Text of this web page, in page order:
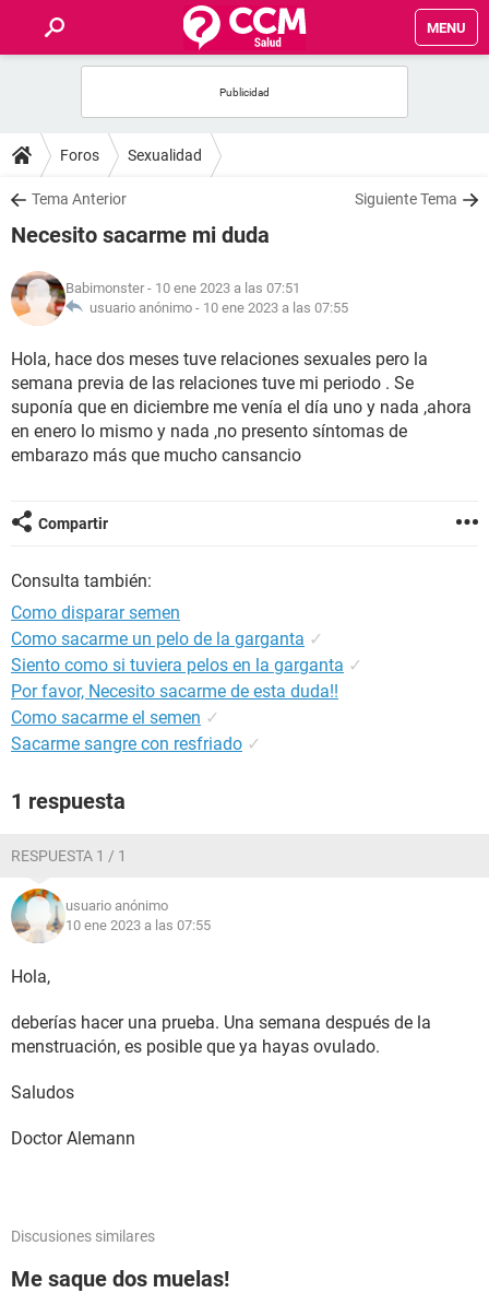
MENU
FOROS
SALUD
NUTRICIÓN
BIENESTAR
SEXUALIDAD
Foros Sexualidad
Tema Anterior Siguiente Tema
Necesito sacarme mi duda
Babimonster - 10 ene 2023 a las 07:51
usuario anónimo - 10 ene 2023 a las 07:55
Hola, hace dos meses tuve relaciones sexuales pero la
semana previa de las relaciones tuve mi periodo . Se
suponía que en diciembre me venía el día uno y nada ,ahora
en enero lo mismo y nada ,no presento síntomas de
embarazo más que mucho cansancio
Compartir
Consulta también:
Como disparar semen
Como sacarme un pelo de la garganta ✓
Siento como si tuviera pelos en la garganta ✓
Por favor, Necesito sacarme de esta duda!!
Como sacarme el semen ✓
Sacarme sangre con resfriado ✓
1 respuesta
RESPUESTA 1 / 1
usuario anónimo
10 ene 2023 a las 07:55
Hola,
deberías hacer una prueba. Una semana después de la
menstruación, es posible que ya hayas ovulado.
Saludos
Doctor Alemann
Discusiones similares
Me saque dos muelas!